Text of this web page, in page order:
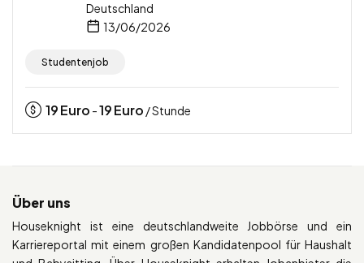
Deutschland
13/06/2026
Studentenjob
19Euro -19Euro / Stunde
Über uns
Houseknight ist eine deutschlandweite Jobbörse und ein
Karriereportal mit einem großen Kandidatenpool für Haushalt